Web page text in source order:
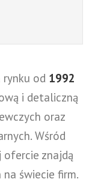
rynku od 1992
i detaliczną
oraz
Wśród
znajdą
świecie firm.